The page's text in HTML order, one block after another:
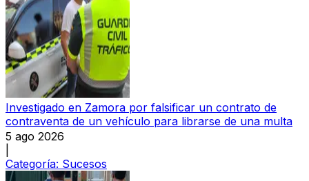
Investigado en Zamora por falsificar un contrato de
contraventa de un vehículo para librarse de una multa
5 ago 2026
Categoría: Sucesos